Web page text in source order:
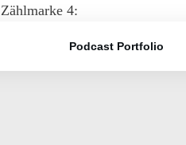
Zählmarke 4:
Podcast Portfolio